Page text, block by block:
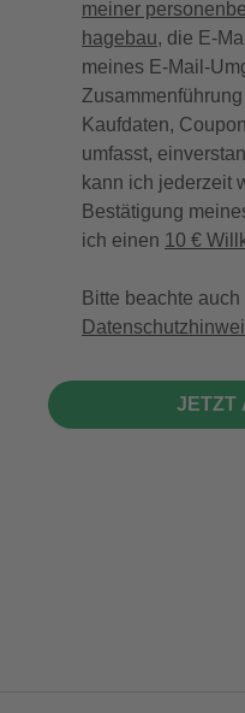
meiner
hagebau, die E-
meines E-Mail-
Kaufdaten,
umfasst,
kann ich jederzeit
Bestätigung
ich einen 10 €
Bitte beachte auch
JETZT